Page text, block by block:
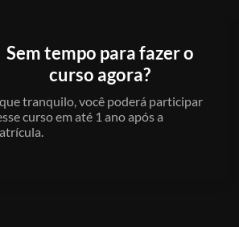
Sem tempo para fazer o
curso agora?
tranquilo, você poderá participar
curso em até 1 ano após a